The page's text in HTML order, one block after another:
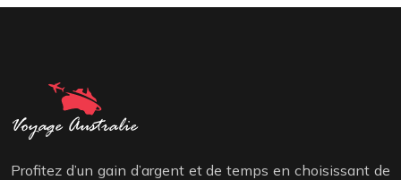
Profitez d’un gain d’argent et de temps en choisissant de